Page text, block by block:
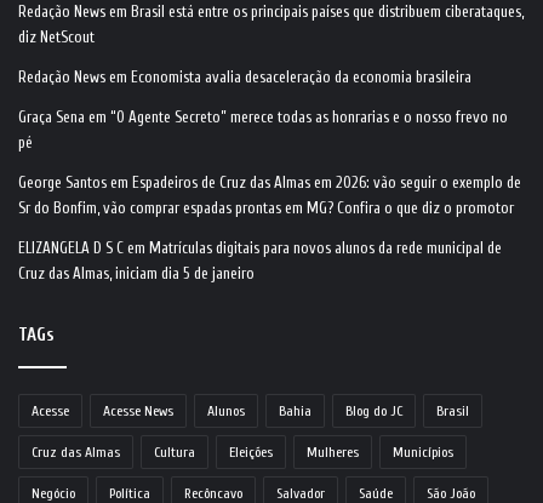
Redação News em Brasil está entre os principais países que distribuem ciberataques,
diz NetScout
Redação News em Economista avalia desaceleração da economia brasileira
Graça Sena em “O Agente Secreto” merece todas as honrarias e o nosso frevo no
pé
George Santos em Espadeiros de Cruz das Almas em 2026: vão seguir o exemplo de
Sr do Bonfim, vão comprar espadas prontas em MG? Confira o que diz o promotor
ELIZANGELA D S C em Matrículas digitais para novos alunos da rede municipal de
Cruz das Almas, iniciam dia 5 de janeiro
TAGs
Acesse Acesse News Alunos Bahia Blog do JC Brasil
Cruz das Almas Cultura Eleições Mulheres Municípios
Negócio Política Recôncavo Salvador Saúde São João